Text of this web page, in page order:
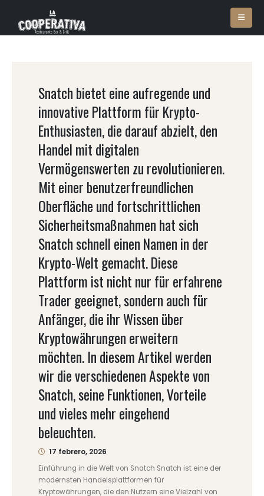
Snatch bietet eine aufregende und
innovative Plattform für Krypto-
Enthusiasten, die darauf abzielt, den
Handel mit digitalen
Vermögenswerten zu revolutionieren.
Mit einer benutzerfreundlichen
Oberfläche und fortschrittlichen
Sicherheitsmaßnahmen hat sich
Snatch schnell einen Namen in der
Krypto-Welt gemacht. Diese
Plattform ist nicht nur für erfahrene
Trader geeignet, sondern auch für
Anfänger, die ihr Wissen über
Kryptowährungen erweitern
möchten. In diesem Artikel werden
wir die verschiedenen Aspekte von
Snatch, seine Funktionen, Vorteile
und vieles mehr eingehend
beleuchten.
17 febrero, 2026
Einführung in die Welt von Snatch Snatch ist eine der
modernsten Handelsplattformen für
Kryptowährungen, die den Nutzern eine Vielzahl von